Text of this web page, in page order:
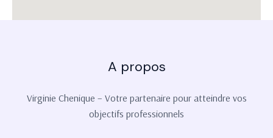
A propos
Virginie Chenique – Votre partenaire pour atteindre vos
objectifs professionnels